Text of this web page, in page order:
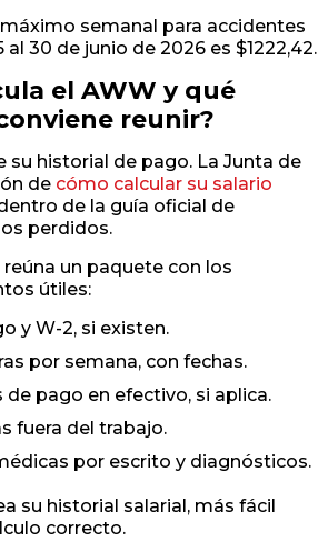
semanal para accidentes
al 30 de junio de 2026 es $1222,42.
el AWW y qué
reunir?
su historial de pago. La Junta de
de cómo calcular su salario
de la guía oficial de
perdidos.
reúna un paquete con los
útiles:
y W-2, si existen.
por semana, con fechas.
pago en efectivo, si aplica.
fuera del trabajo.
por escrito y diagnósticos.
su historial salarial, más fácil
correcto.